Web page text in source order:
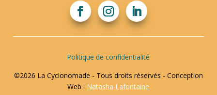
Politique de confidentialité
©2026 La Cyclonomade - Tous droits réservés - Conception
Web : Natasha Lafontaine